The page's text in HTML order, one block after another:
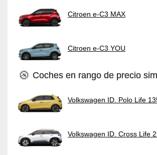
Citroen e-C3 MAX
Citroen e-C3 YOU
Coches en rango de precio
Volkswagen ID. Polo Life
Volkswagen ID. Cross Life